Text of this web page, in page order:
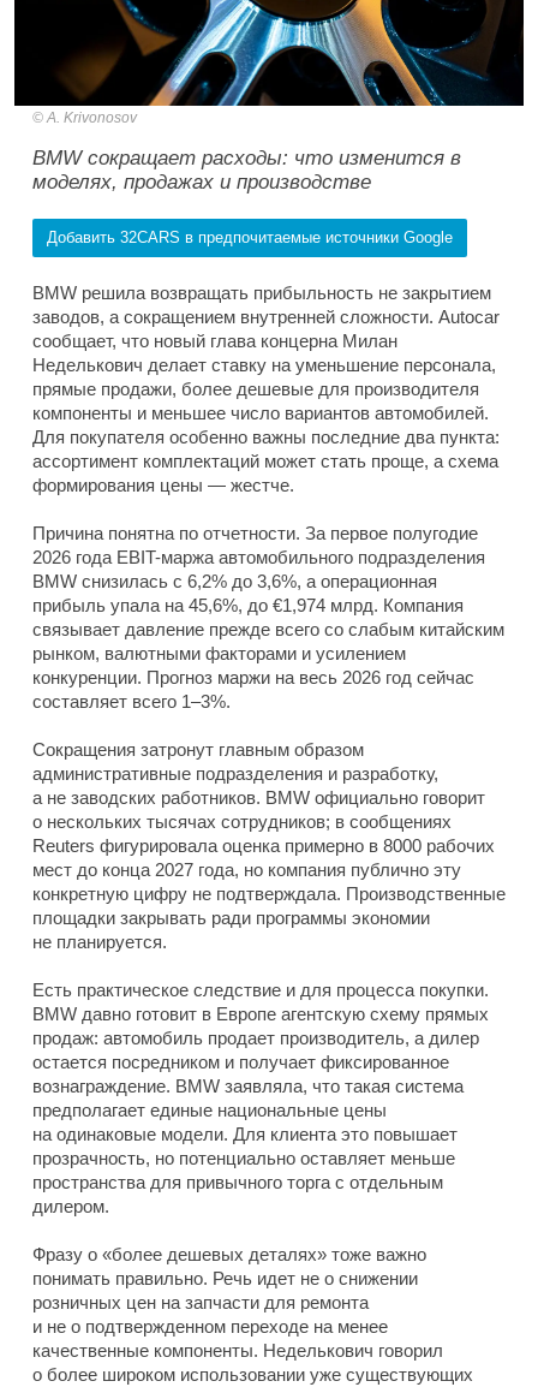
A. Krivonosov
BMW сокращает расходы: что изменится в
моделях, продажах и производстве
Добавить 32CARS в предпочитаемые источники Google
BMW решила возвращать прибыльность не закрытием
заводов, а сокращением внутренней сложности. Autocar
сообщает, что новый глава концерна Милан
Неделькович делает ставку на уменьшение персонала,
прямые продажи, более дешевые для производителя
компоненты и меньшее число вариантов автомобилей.
Для покупателя особенно важны последние два пункта:
ассортимент комплектаций может стать проще, а схема
формирования цены — жестче.
Причина понятна по отчетности. За первое полугодие
2026 года EBIT-маржа автомобильного подразделения
BMW снизилась с 6,2% до 3,6%, а операционная
прибыль упала на 45,6%, до €1,974 млрд. Компания
связывает давление прежде всего со слабым китайским
рынком, валютными факторами и усилением
конкуренции. Прогноз маржи на весь 2026 год сейчас
составляет всего 1–3%.
Сокращения затронут главным образом
административные подразделения и разработку,
а не заводских работников. BMW официально говорит
о нескольких тысячах сотрудников; в сообщениях
Reuters фигурировала оценка примерно в 8000 рабочих
мест до конца 2027 года, но компания публично эту
конкретную цифру не подтверждала. Производственные
площадки закрывать ради программы экономии
не планируется.
Есть практическое следствие и для процесса покупки.
BMW давно готовит в Европе агентскую схему прямых
продаж: автомобиль продает производитель, а дилер
остается посредником и получает фиксированное
вознаграждение. BMW заявляла, что такая система
предполагает единые национальные цены
на одинаковые модели. Для клиента это повышает
прозрачность, но потенциально оставляет меньше
пространства для привычного торга с отдельным
дилером.
Фразу о «более дешевых деталях» тоже важно
понимать правильно. Речь идет не о снижении
розничных цен на запчасти для ремонта
и не о подтвержденном переходе на менее
качественные компоненты. Неделькович говорил
о более широком использовании уже существующих